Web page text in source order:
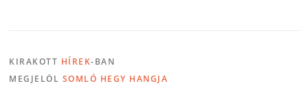
KIRAKOTT HÍREK-BAN
MEGJELÖL SOMLÓ HEGY HANGJA